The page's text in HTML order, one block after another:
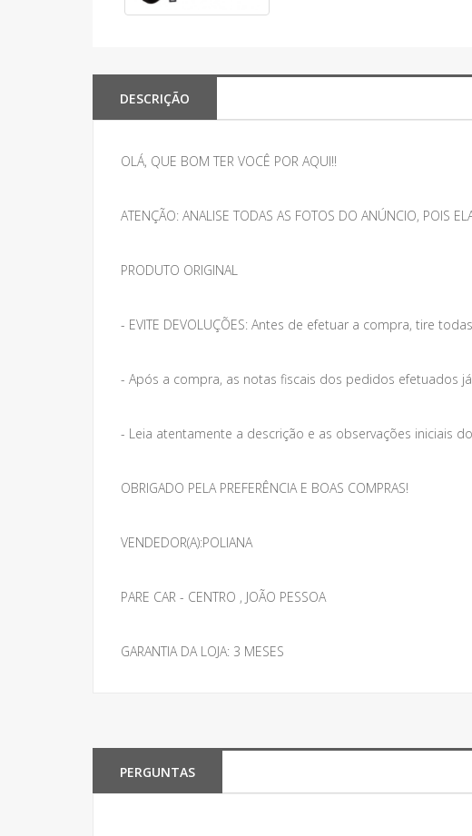
DESCRIÇÃO
OLÁ, QUE BOM TER VOCÊ POR AQUI!!
ATENÇÃO: ANALISE TODAS AS FOTOS DO ANÚNCIO, POIS
PRODUTO ORIGINAL
- EVITE DEVOLUÇÕES: Antes de efetuar a compra, tire
- Após a compra, as notas fiscais dos pedidos efetuados
- Leia atentamente a descrição e as observações iniciais
OBRIGADO PELA PREFERÊNCIA E BOAS COMPRAS!
VENDEDOR(A):POLIANA
PARE CAR - CENTRO , JOÃO PESSOA
GARANTIA DA LOJA: 3 MESES
PERGUNTAS